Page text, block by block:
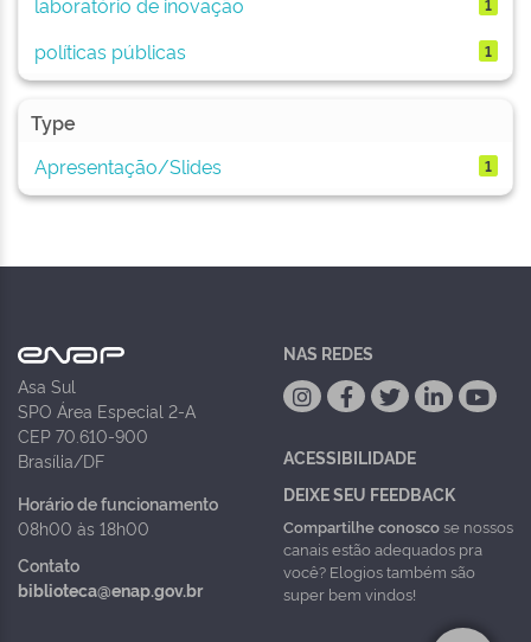
políticas públicas 1
Type
Apresentação/Slides
1
Asa Sul
SPO Área Especial 2-A
CEP 70.610-900
Brasília/DF
Horário de funcionamento
08h00 às 18h00
Contato
biblioteca@enap.gov.br
NAS REDES
ACESSIBILIDADE
DEIXE SEU FEEDBACK
Compartilhe conoscose nossos
canais estão adequados pra
você? Elogios também são
super bem vindos!